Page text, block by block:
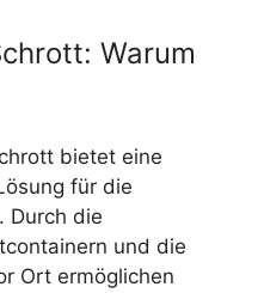
Warum
bietet eine
für die
Durch die
und die
Ort ermöglichen